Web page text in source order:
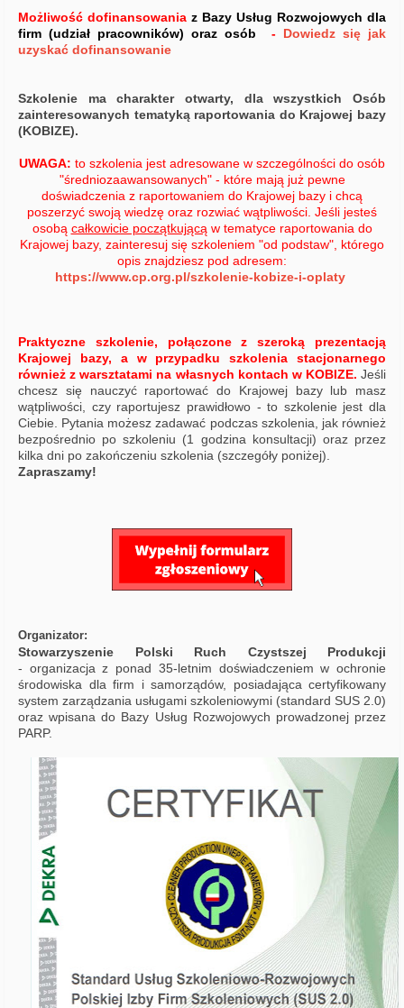
Możliwość dofinansowania z Bazy Usług Rozwojowych dla
firm (udział pracowników) oraz osób - Dowiedz się jak
uzyskać dofinansowanie
Szkolenie ma charakter otwarty, dla wszystkich Osób
zainteresowanych tematyką raportowania do Krajowej bazy
(KOBIZE).
UWAGA: to szkolenia jest adresowane w szczególności do osób
"średniozaawansowanych" - które mają już pewne
doświadczenia z raportowaniem do Krajowej bazy i chcą
poszerzyć swoją wiedzę oraz rozwiać wątpliwości. Jeśli jesteś
osobą całkowicie początkującąw tematyce raportowania do
Krajowej bazy, zainteresuj się szkoleniem "od podstaw", którego
opis znajdziesz pod adresem:
https://www.cp.org.pl/szkolenie-kobize-i-oplaty
Praktyczne szkolenie, połączone z szeroką prezentacją
Krajowej bazy, a w przypadku szkolenia stacjonarnego
również z warsztatami na własnych kontach w KOBIZE. Jeśli
chcesz się nauczyć raportować do Krajowej bazy lub masz
wątpliwości, czy raportujesz prawidłowo - to szkolenie jest dla
Ciebie. Pytania możesz zadawać podczas szkolenia, jak również
bezpośrednio po szkoleniu (1 godzina konsultacji) oraz przez
kilka dni po zakończeniu szkolenia (szczegóły poniżej).
Zapraszamy!
Organizator:
Stowarzyszenie Polski Ruch Czystszej Produkcji
- organizacja z ponad 35-letnim doświadczeniem w ochronie
środowiska dla firm i samorządów, posiadająca certyfikowany
system zarządzania usługami szkoleniowymi (standard SUS 2.0)
oraz wpisana do Bazy Usług Rozwojowych prowadzonej przez
PARP.